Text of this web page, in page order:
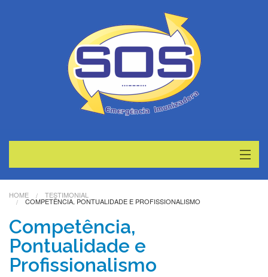
Home
Contato
Blog
HOME TESTIMONIAL
COMPETÊNCIA, PONTUALIDADE E PROFISSIONALISMO
Competência,
Pontualidade e
Profissionalismo